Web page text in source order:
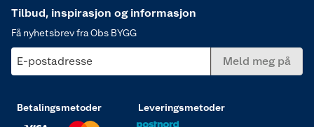
Tilbud, inspirasjon og informasjon
Få nyhetsbrev fra Obs BYGG
E-postadresse Meld meg på
Betalingsmetoder Leveringsmetoder